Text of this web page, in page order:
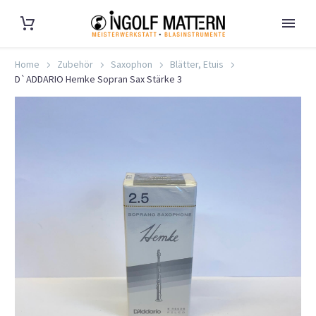
Home Zubehör Saxophon
Blätter, Etuis
D`ADDARIO Hemke Sopran Sax Stärke 3